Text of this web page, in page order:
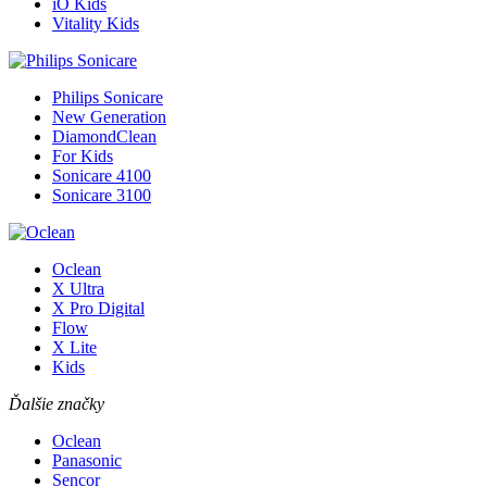
iO Kids
Vitality Kids
Philips Sonicare
New Generation
DiamondClean
For Kids
Sonicare 4100
Sonicare 3100
Oclean
X Ultra
X Pro Digital
Flow
X Lite
Kids
Ďalšie značky
Oclean
Panasonic
Sencor